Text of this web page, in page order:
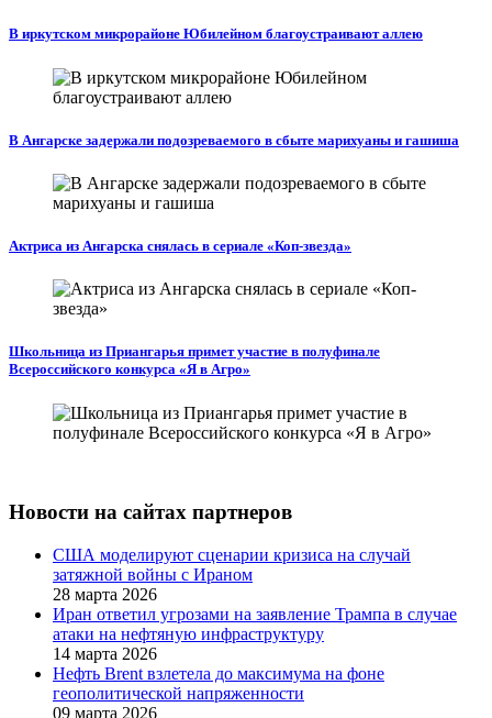
В иркутском микрорайоне Юбилейном благоустраивают аллею
В Ангарске задержали подозреваемого в сбыте марихуаны и гашиша
Актриса из Ангарска снялась в сериале «Коп-звезда»
Школьница из Приангарья примет участие в полуфинале
Всероссийского конкурса «Я в Агро»
Новости на сайтах партнеров
США моделируют сценарии кризиса на случай
затяжной войны с Ираном
28 марта 2026
Иран ответил угрозами на заявление Трампа в случае
атаки на нефтяную инфраструктуру
14 марта 2026
Нефть Brent взлетела до максимума на фоне
геополитической напряженности
09 марта 2026